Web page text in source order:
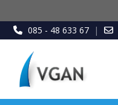
085 - 48 633 67 |